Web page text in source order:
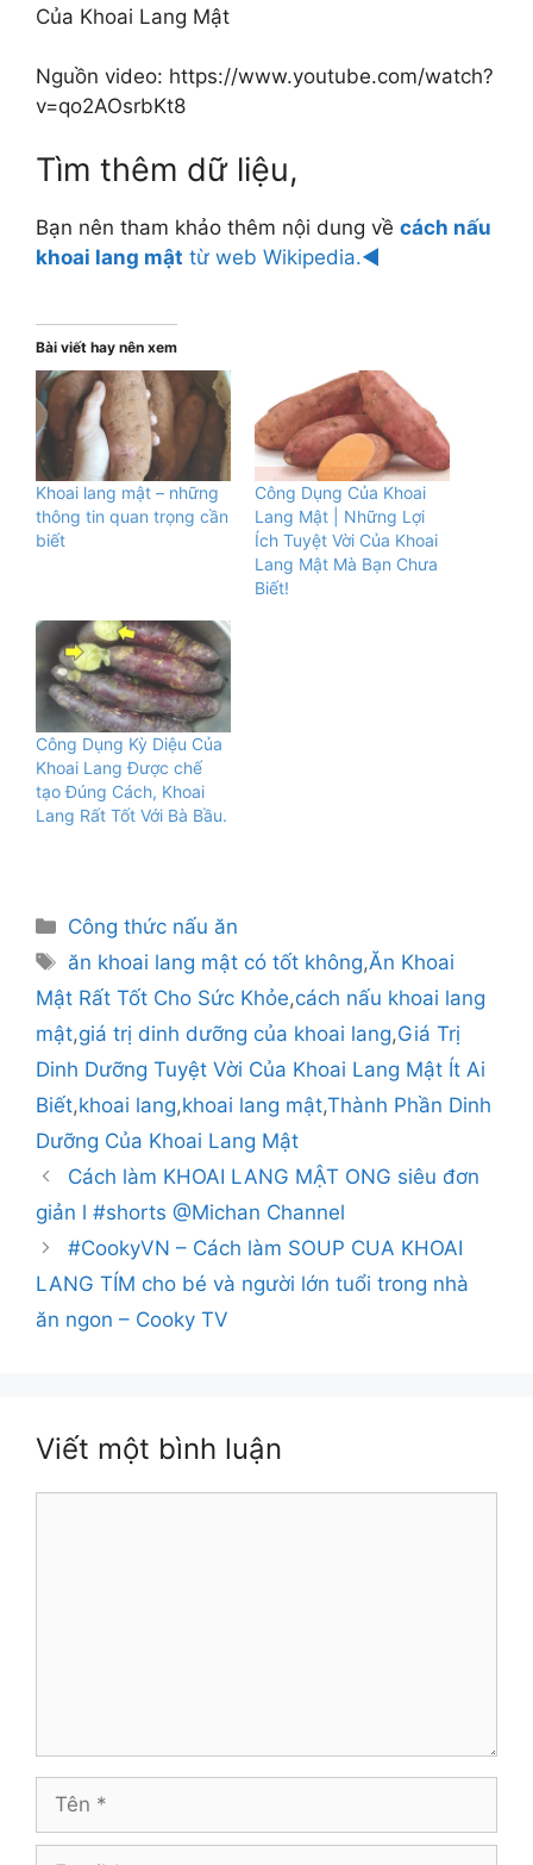
Của Khoai Lang Mật
Nguồn video: https://www.youtube.com/watch?
v=qo2AOsrbKt8
Tìm thêm dữ liệu,
Bạn nên tham khảo thêm nội dung về cách nấu
khoai lang mật từ web Wikipedia.◄
Bài viết hay nên xem
Khoai lang mật – những
thông tin quan trọng cần
biết
Công Dụng Của Khoai
Lang Mật | Những Lợi
Ích Tuyệt Vời Của Khoai
Lang Mật Mà Bạn Chưa
Biết!
Công Dụng Kỳ Diệu Của
Khoai Lang Được chế
tạo Đúng Cách, Khoai
Lang Rất Tốt Với Bà Bầu.
Danh
mục
Công thức nấu ăn
Thẻ
ăn khoai lang mật có tốt không,Ăn Khoai
Mật Rất Tốt Cho Sức Khỏe,cách nấu khoai lang
mật,giá trị dinh dưỡng của khoai lang,Giá Trị
Dinh Dưỡng Tuyệt Vời Của Khoai Lang Mật Ít Ai
Biết,khoai lang,khoai lang mật,Thành Phần Dinh
Dưỡng Của Khoai Lang Mật
Cách làm KHOAI LANG MẬT ONG siêu đơn
giản l #shorts @Michan Channel
#CookyVN – Cách làm SOUP CUA KHOAI
LANG TÍM cho bé và người lớn tuổi trong nhà
ăn ngon – Cooky TV
Viết một bình luận